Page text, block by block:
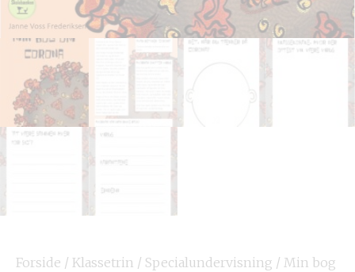
Forside / Klassetrin / Specialundervisning / Min bog